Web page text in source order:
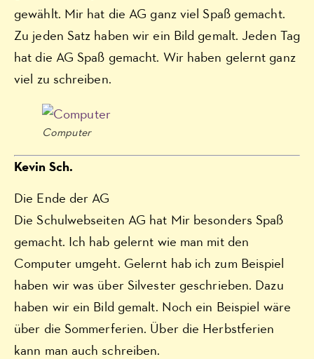
gewählt. Mir hat die AG ganz viel Spaß gemacht.
Zu jeden Satz haben wir ein Bild gemalt. Jeden Tag
hat die AG Spaß gemacht. Wir haben gelernt ganz
viel zu schreiben.
Computer
Kevin Sch.
Die Ende der AG
Die Schulwebseiten AG hat Mir besonders Spaß
gemacht. Ich hab gelernt wie man mit den
Computer umgeht. Gelernt hab ich zum Beispiel
haben wir was über Silvester geschrieben. Dazu
haben wir ein Bild gemalt. Noch ein Beispiel wäre
über die Sommerferien. Über die Herbstferien
kann man auch schreiben.